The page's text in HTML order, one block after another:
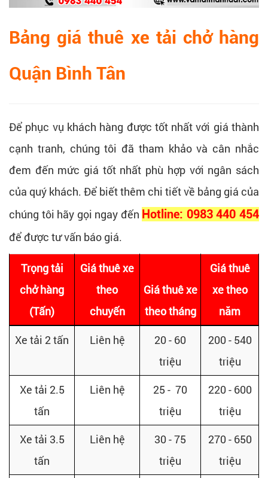
Bảng giá thuê xe tải chở hàng
Quận Bình Tân
Để phục vụ khách hàng được tốt nhất với giá thành
cạnh tranh, chúng tôi đã tham khảo và cân nhắc
đem đến mức giá tốt nhất phù hợp với ngân sách
của quý khách. Để biết thêm chi tiết về bảng giá của
chúng tôi hãy gọi ngay đến Hotline: 0983 440 454
để được tư vấn báo giá.
Trọng tải
chở hàng
(Tấn)
Giá thuê xe
theo
chuyến
Giá thuê xe
theo tháng
Giá thuê
xe theo
năm
Xe tải 2 tấn
Liên hệ
20 - 60
triệu
200 - 540
triệu
Xe tải 2.5
tấn
Liên hệ
25 - 70
triệu
220 - 600
triệu
Xe tải 3.5
tấn
Liên hệ
30 - 75
triệu
270 - 650
triệu